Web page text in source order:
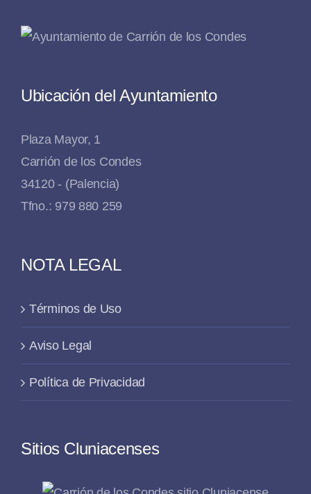
Ubicación del Ayuntamiento
Plaza Mayor, 1
Carrión de los Condes
34120 - (Palencia)
Tfno.: 979 880 259
NOTA LEGAL
Términos de Uso
Aviso Legal
Política de Privacidad
Sitios Cluniacenses